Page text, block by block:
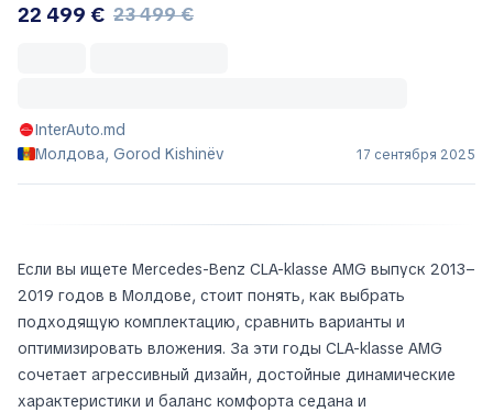
22 499 € 23 499 €
InterAuto.md
Молдова, Gorod Kishinëv
17 сентября 2025
Если вы ищете Mercedes-Benz CLA-klasse AMG выпуск 2013–
2019 годов в Молдове, стоит понять, как выбрать
подходящую комплектацию, сравнить варианты и
оптимизировать вложения. За эти годы CLA-klasse AMG
сочетает агрессивный дизайн, достойные динамические
характеристики и баланс комфорта седана и